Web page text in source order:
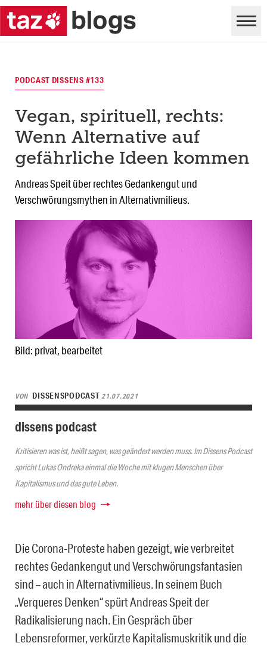
Bild: privat, bearbeitet
PODCAST DISSENS #133
Vegan, spirituell, rechts:
Wenn Alternative auf
gefährliche Ideen kommen
Andreas Speit über rechtes Gedankengut und
Verschwörungsmythen in Alternativmilieus.
VON DISSENSPODCAST21.07.2021
dissens podcast
Kritisieren was ist, heißt sagen, was geändert werden muss. Im Dissens Podcast
spricht Lukas Ondreka einmal die Woche mit klugen Menschen über
Kapitalismus und das gute Leben.
mehr über diesen blog
Die Corona-Proteste haben gezeigt, wie verbreitet
rechtes Gedankengut und Verschwörungsfantasien
sind – auch in Alternativmilieus. In seinem Buch
„Verqueres Denken“ spürt Andreas Speit der
Radikalisierung nach. Ein Gespräch über
Lebensreformer, verkürzte Kapitalismuskritik und die